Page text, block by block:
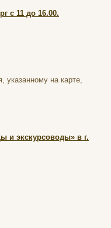
с 11 до 16.00.
указанному на карте,
и экскурсоводы» в г.